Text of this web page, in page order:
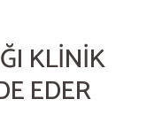
KLINIK
EDER